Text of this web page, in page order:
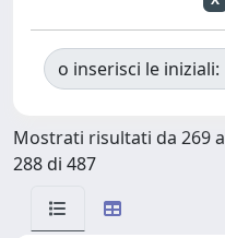
o inserisci le iniziali:
Mostrati risultati da 269 a
288 di 487